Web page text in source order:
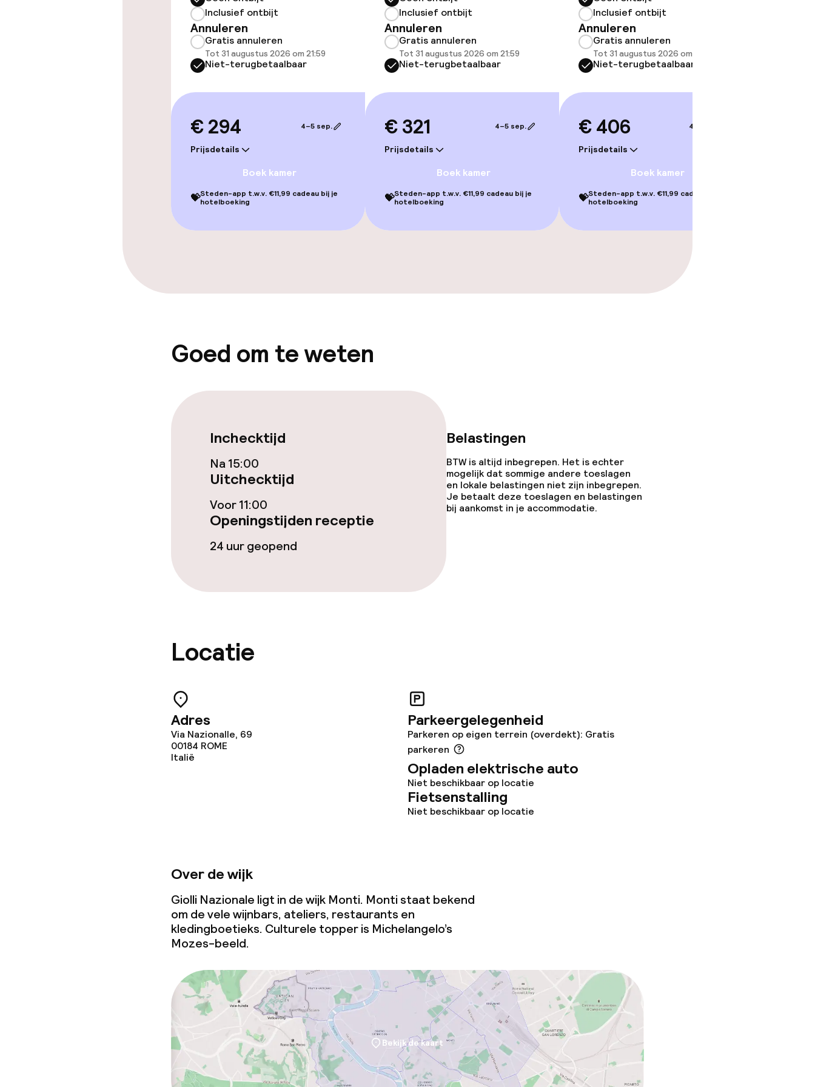
Gratis wifi
TV lounge
Eet- en drinkgelegenheden
Restaurant
Eet- en drinkdiensten
Babysitservice
Schoonmaakvoorzieningen
Beleid
Overal rookvrij
Inclusief ontbijt
Annuleren
Gratis annuleren
Tot 31 augustus 2026 om 21:59
Niet-terugbetaalbaar
€ 294
Prijsdetails
4–5 sep.
Boek kamer
💝Steden-app t.w.v. €11,99 cadeau bij je
hotelboeking
Inclusief ontbijt
Annuleren
Gratis annuleren
Tot 31 augustus 2026 om 21:59
Niet-terugbetaalbaar
€ 321
Prijsdetails
4–5 sep.
Boek kamer
💝Steden-app t.w.v. €11,99 cadeau bij je
hotelboeking
Inclusief ontbijt
Annuleren
Gratis annuleren
Tot 31 augustus 2026 om 21:59
Niet-terugbetaalbaar
€ 406
Prijsdetails
4–5 sep.
Boek kamer
💝Steden-app t.w.v. €11,99 cadeau bij je
hotelboeking
Goed om te weten
Inchecktijd
Na 15:00
Uitchecktijd
Voor 11:00
Openingstijden receptie
24 uur geopend
Belastingen
BTW is altijd inbegrepen. Het is echter
mogelijk dat sommige andere toeslagen
en lokale belastingen niet zijn inbegrepen.
Je betaalt deze toeslagen en belastingen
bij aankomst in je accommodatie.
Locatie
Adres
Via Nazionalle, 69
00184 ROME
Italië
Parkeergelegenheid
Parkeren op eigen terrein (overdekt): Gratis
parkeren
Opladen elektrische auto
Niet beschikbaar op locatie
Fietsenstalling
Niet beschikbaar op locatie
Over de wijk
Giolli Nazionale ligt in de wijk Monti. Monti staat bekend
om de vele wijnbars, ateliers, restaurants en
kledingboetieks. Culturele topper is Michelangelo’s
Mozes-beeld.
Bekijk de kaart